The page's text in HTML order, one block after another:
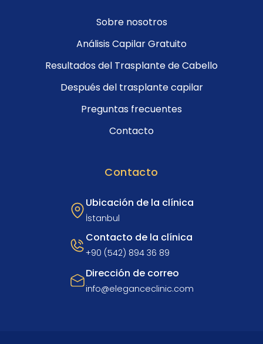
Sobre nosotros
Análisis Capilar Gratuito
Resultados del Trasplante de Cabello
Después del trasplante capilar
Preguntas frecuentes
Contacto
Contacto
Ubicación de la clínica
İstanbul
Contacto de la clínica
+90 (542) 894 36 89
Dirección de correo
info@eleganceclinic.com